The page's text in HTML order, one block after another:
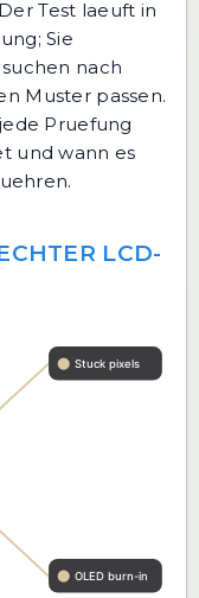
Test laeuft in
Sie
nach
Muster passen.
Pruefung
und wann es
LCD-